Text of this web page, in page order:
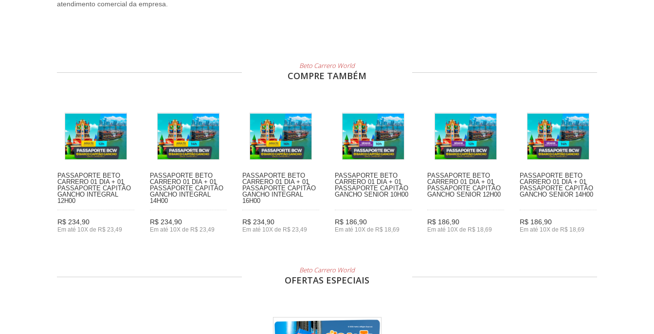
atendimento comercial da empresa.
Beto Carrero World
COMPRE TAMBÉM
PASSAPORTE BETO
CARRERO 01 DIA + 01
PASSAPORTE CAPITÃO
GANCHO INTEGRAL
12H00
R$ 234,90
Em até 10X de R$ 23,49
PASSAPORTE BETO
CARRERO 01 DIA + 01
PASSAPORTE CAPITÃO
GANCHO INTEGRAL
14H00
R$ 234,90
Em até 10X de R$ 23,49
PASSAPORTE BETO
CARRERO 01 DIA + 01
PASSAPORTE CAPITÃO
GANCHO INTEGRAL
16H00
R$ 234,90
Em até 10X de R$ 23,49
PASSAPORTE BETO
CARRERO 01 DIA + 01
PASSAPORTE CAPITÃO
GANCHO SENIOR 10H00
R$ 186,90
Em até 10X de R$ 18,69
PASSAPORTE BETO
CARRERO 01 DIA + 01
PASSAPORTE CAPITÃO
GANCHO SENIOR 12H00
R$ 186,90
Em até 10X de R$ 18,69
PASSAPORTE BETO
CARRERO 01 DIA + 01
PASSAPORTE CAPITÃO
GANCHO SENIOR 14H00
R$ 186,90
Em até 10X de R$ 18,69
Beto Carrero World
OFERTAS ESPECIAIS